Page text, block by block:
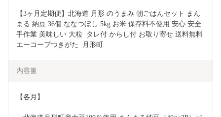
【3ヶ月定期便】北海道 月形 のうまみ 朝ごはんセット まん
まる 納豆 36個 ななつぼし 5kg お米 保存料不使用 安心 安全
手作業 美味しい 大粒  タレ付 からし付 お取り寄せ 送料無料
エーコープつきがた  月形町
内容量
【各月】